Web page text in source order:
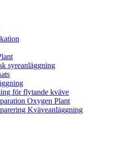
syreanläggning
för flytande kväve
Oxygen Plant
Kväveanläggning